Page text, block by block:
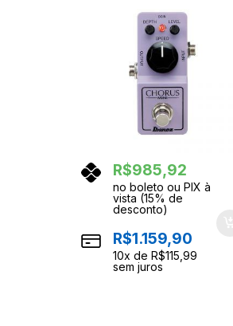
R$985,92
no boleto ou PIX à
vista (15% de
desconto)
R$1.159,90
10x de R$115,99
sem juros